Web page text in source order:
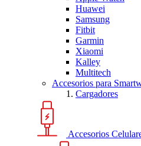
Huawei
Samsung
Fitbit
Garmin
Xiaomi
Kalley
Multitech
Accesorios para
Cargadores
Accesorios